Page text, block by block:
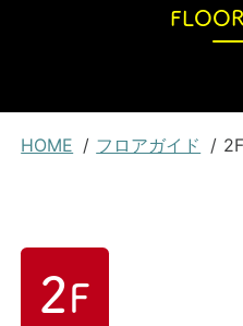
ッ
現
置
HOME フロアガイド 2F
2F